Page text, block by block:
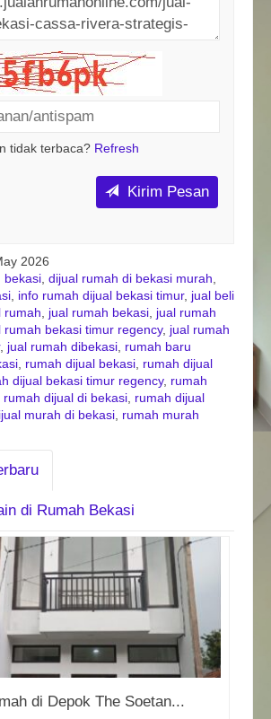
tidak terbaca? Refresh
Kirim Pesan
2026
bekasi, dijual rumah di bekasi murah,
, info rumah dijual bekasi timur, jual beli
rumah, jual rumah bekasi, jual rumah
rumah bekasi timur regency, jual rumah
, jual rumah dibekasi, rumah baru
, rumah dijual bekasi, rumah dijual
dijual bekasi timur regency, rumah
rumah dijual di bekasi, rumah dijual
murah di bekasi, rumah murah
di Rumah Bekasi
di Depok The Soetan...